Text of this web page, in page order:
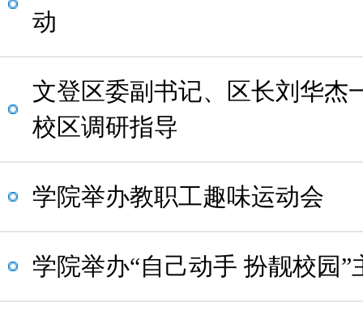
动
文登区委副书记、区长刘华杰
校区调研指导
学院举办教职工趣味运动会
学院举办“自己动手 扮靓校园”